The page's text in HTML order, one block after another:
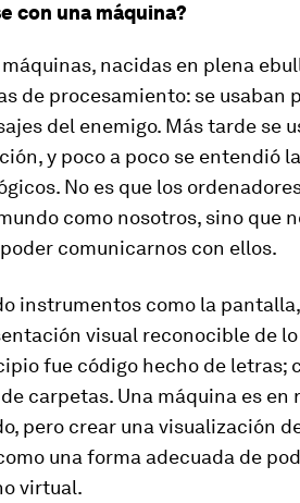
con una máquina?
nacidas en plena
de procesamiento: se usaban
del enemigo. Más tarde se
y poco a poco se entendió
No es que los
como nosotros, sino que
comunicarnos con ellos.
instrumentos como la
visual reconocible de
fue código hecho de letras;
carpetas. Una máquina es
pero crear una visualización
una forma adecuada de
virtual.